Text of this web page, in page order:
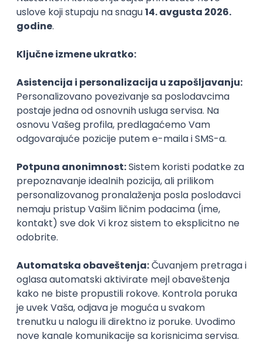
Trenutno nema oglasa po traženim kriterijumima
pretrage.
Pogledaj slične oglase ili izmeni kriterijume pretrage
OGLASI PO KRITERIJUMU ElasticSearch
Productivity
Arista Networks
Remote
18.08.2026.
MySQL Linux Unix JavaScript C++
Java
REST
C Cloud Kubernetes Intermediate
Senior Fullstack Engineer — Search &
Discovery (Europe)
Pet Media Group (PMG)
Remote
JavaScript Node.js ElasticSearch
PostgreSQL
TypeScript
Senior